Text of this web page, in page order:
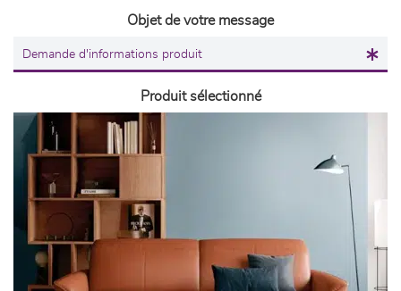
Objet de votre message
Produit sélectionné